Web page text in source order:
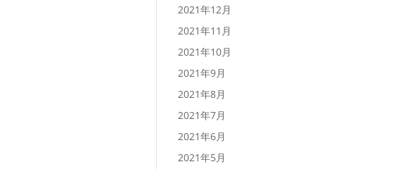
2021年12月
2021年11月
2021年10月
2021年9月
2021年8月
2021年7月
2021年6月
2021年5月